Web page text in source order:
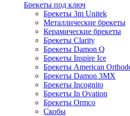
Брекеты под ключ
Брекеты 3m Unitek
Металлические брекеты
Керамические брекеты
Брекеты Clarity
Брекеты Damon Q
Брекеты Inspire Ice
Брекеты American
Брекеты Damon 3MX
Брекеты Incognito
Брекеты In Ovation
Брекеты Ormco
Скобы